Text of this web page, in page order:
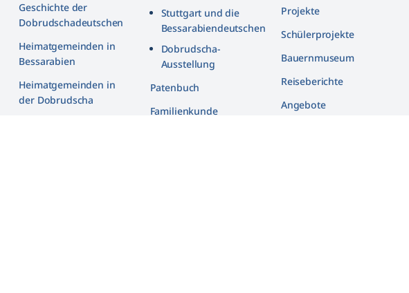
Geschichte der
Dobrudschadeutschen
Heimatgemeinden in
Bessarabien
Heimatgemeinden in
der Dobrudscha
Stuttgart und die
Bessarabiendeutschen
Dobrudscha­-
Ausstellung
Patenbuch
Familienkunde
Projekte
Schülerprojekte
Bauernmuseum
Reiseberichte
Angebote